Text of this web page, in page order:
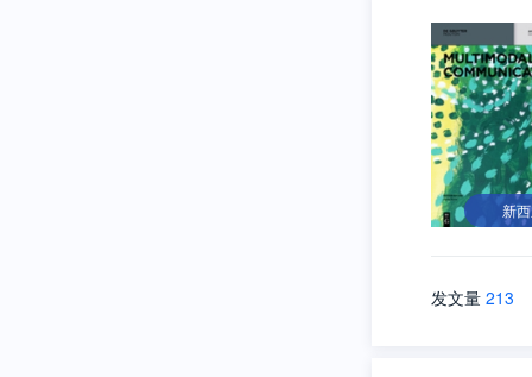
新
发文量 213